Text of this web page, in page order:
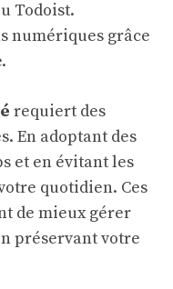
Todoist.
numériques grâce
requiert des
En adoptant des
et en évitant les
quotidien. Ces
de mieux gérer
préservant votre